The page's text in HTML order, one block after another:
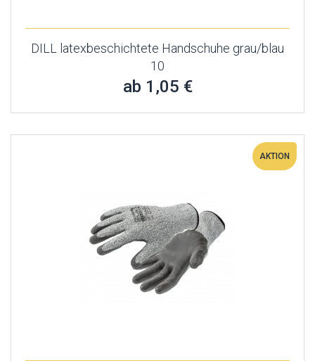
DILL latexbeschichtete Handschuhe grau/blau
10
ab 1,05 €
AKTION